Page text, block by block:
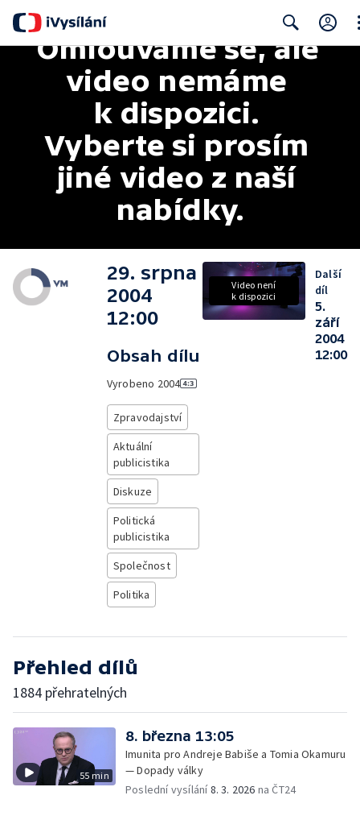
Search
Omlouváme se, ale
video nemáme
k dispozici.
Vyberte si prosím
jiné video z naší
nabídky.
29. srpna
2004
12:00
Obsah dílu
Vyrobeno 2004
Zpravodajství
Aktuální
publicistika
Diskuze
Politická
publicistika
Společnost
Politika
Video není
k dispozici
Další
díl
5.
září
2004
12:00
Přehled dílů
1884 přehratelných
55 min
8. března 13:05
Imunita pro Andreje Babiše a Tomia Okamuru
— Dopady války
Poslední vysílání8. 3. 2026 na ČT24